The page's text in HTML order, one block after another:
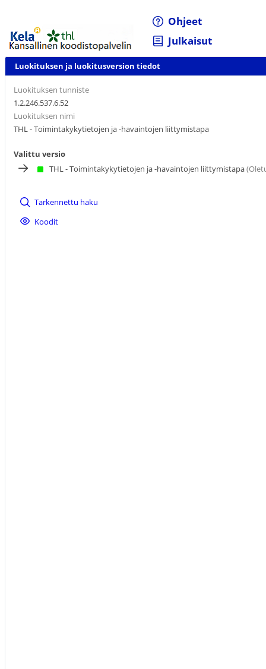
Ohjeet
Julkaisut
Luokituksen ja luokitusversion tiedot
Luokituksen tunniste
1.2.246.537.6.52
Luokituksen nimi
THL - Toimintakykytietojen ja -havaintojen liittymistapa
Valittu versio
THL - Toimintakykytietojen ja -havaintojen liittymistapa
Tarkennettu haku
Koodit